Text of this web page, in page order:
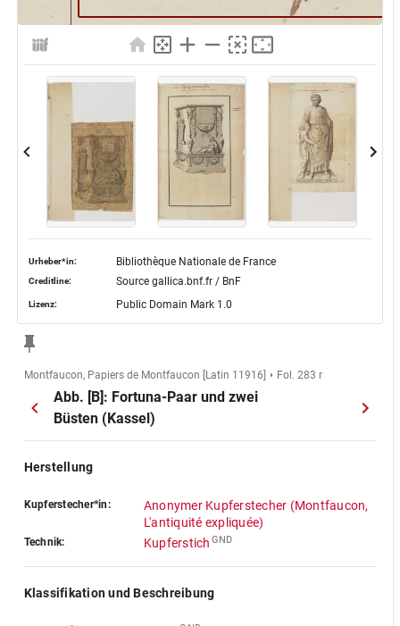
Urheber*in: Bibliothèque Nationale de France
Creditline: Source gallica.bnf.fr / BnF
Lizenz: Public Domain Mark 1.0
Montfaucon, Papiers de Montfaucon [Latin 11916] Fol. 283 r
Abb. [B]: Fortuna-Paar und zwei
Büsten (Kassel)
Herstellung
Kupferstecher*in:
Anonymer Kupferstecher (Montfaucon,
L'antiquité expliquée)
Technik: Kupferstich GND
Klassifikation und Beschreibung